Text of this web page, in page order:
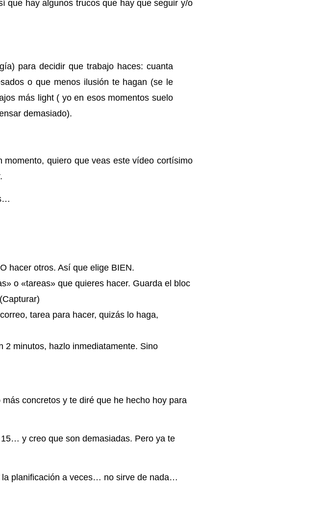
que hay algunos trucos que hay que seguir y/o
para decidir que trabajo haces: cuanta
o que menos ilusión te hagan (se le
más light ( yo en esos momentos suelo
demasiado).
quiero que veas este vídeo cortísimo
hacer otros. Así que elige BIEN.
o «tareas» que quieres hacer. Guarda el bloc
tarea para hacer, quizás lo haga,
2 minutos, hazlo inmediatamente. Sino
concretos y te diré que he hecho hoy para
y creo que son demasiadas. Pero ya te
la planificación a veces… no sirve de nada…